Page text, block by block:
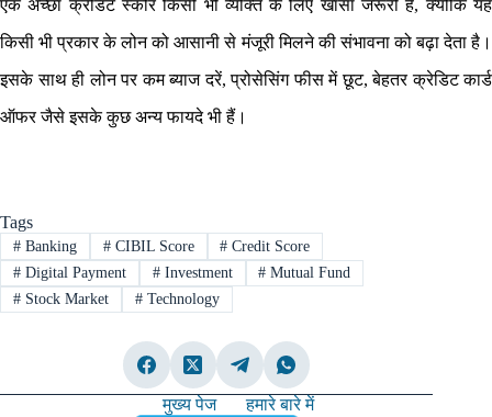
एक अच्छा क्रेडिट स्कोर किसी भी व्यक्ति के लिए खासा जरूरी है, क्योंकि यह
किसी भी प्रकार के लोन को आसानी से मंजूरी मिलने की संभावना को बढ़ा देता है।
इसके साथ ही लोन पर कम ब्याज दरें, प्रोसेसिंग फीस में छूट, बेहतर क्रेडिट कार्ड
ऑफर जैसे इसके कुछ अन्य फायदे भी हैं।
Tags
#Banking #CIBIL Score # Credit Score
#Digital Payment #Investment # Mutual Fund
#Stock Market #Technology
मुख्य पेज हमारे बारे में